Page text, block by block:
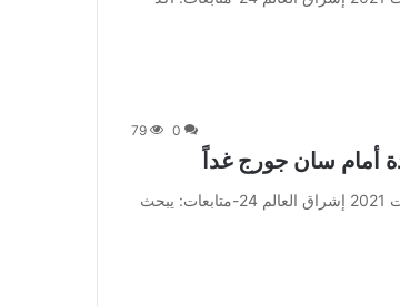
0
79
أمام سان جورج غداً
من صحيفة اشراق العالم 24:[ad_1] إعلان: شاهد أجمل الأفلام والمسلسلات 2021 إشراق العالم 24-متابعات: يبحث